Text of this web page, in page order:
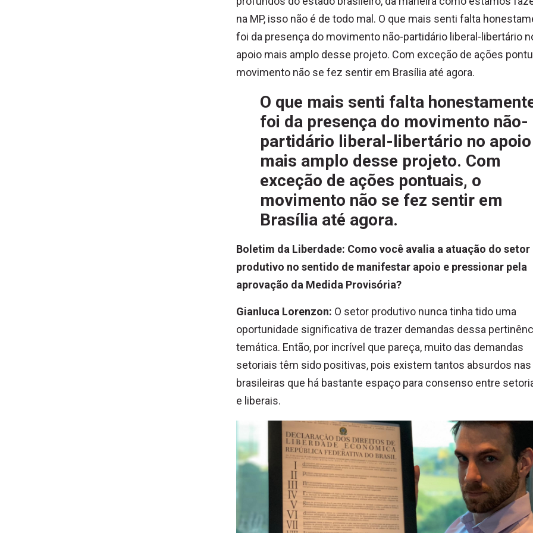
na MP, isso não é de todo mal. O que mais senti falta
foi da presença do movimento não-partidário liberal-libertário
apoio mais amplo desse projeto. Com exceção de ações
movimento não se fez sentir em Brasília até agora.
O que mais senti falta
foi da presença do movimento não-
partidário liberal-libertário no apoio
mais amplo desse projeto. Com
exceção de ações pontuais, o
movimento não se fez sentir em
Brasília até agora.
Boletim da Liberdade: Como você avalia a atuação do setor
produtivo no sentido de manifestar apoio e pressionar pela
aprovação da Medida Provisória?
Gianluca Lorenzon: O setor produtivo nunca tinha tido uma
oportunidade significativa de trazer demandas dessa
temática. Então, por incrível que pareça, muito das demandas
setoriais têm sido positivas, pois existem tantos absurdos nas
brasileiras que há bastante espaço para consenso entre
e liberais.